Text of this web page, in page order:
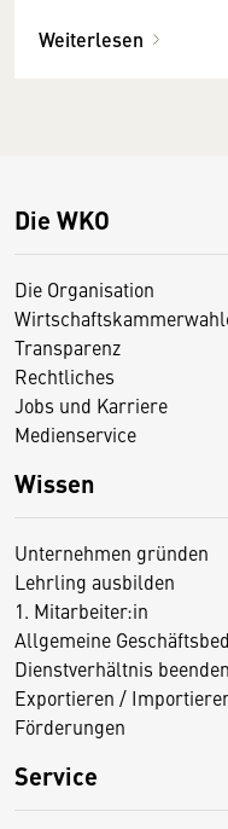
Weiterlesen
Die WKO
Die Organisation
Transparenz
Rechtliches
Jobs und Karriere
Medienservice
Wissen
Unternehmen gründen
Lehrling ausbilden
1. Mitarbeiter:in
Allgemeine
Dienstverhältnis beenden
Exportieren /
Förderungen
Service